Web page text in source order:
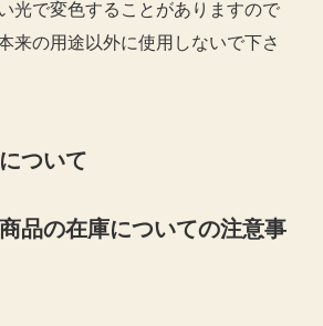
光で変色することがありますので
来の用途以外に使用しないで下さ
ついて
品の在庫についての注意事